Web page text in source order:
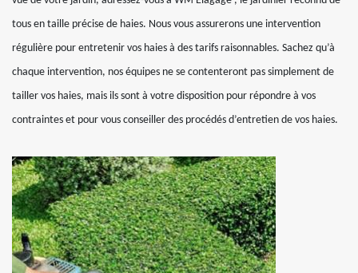
tous en taille précise de haies. Nous vous assurerons une intervention
régulière pour entretenir vos haies à des tarifs raisonnables. Sachez qu’à
chaque intervention, nos équipes ne se contenteront pas simplement de
tailler vos haies, mais ils sont à votre disposition pour répondre à vos
contraintes et pour vous conseiller des procédés d’entretien de vos haies.